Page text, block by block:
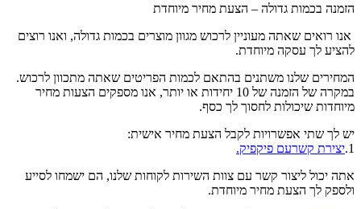
הזמנה בכמות גדולה – הצעת מחיר מיוחדת
אנו רואים שאתה מעוניין לרכוש מגוון מוצרים בכמות גדולה, ואנו רוצים
להציע לך עסקה מיוחדת.
המחירים שלנו משתנים בהתאם לכמות הפריטים שאתה מתכוון לרכוש.
במקרה של הזמנה של 10 יחידות או יותר, אנו מספקים הצעות מחיר
מיוחדות שיכולות לחסוך לך כסף.
יש לך שתי אפשרויות לקבל הצעת מחיר אישית:
1. יצירת קשרעם פיקפיק.
אתה יכול ליצור קשר עם צוות השירות לקוחות שלנו, הם ישמחו לסייע
ולספק לך הצעת מחיר מיוחדת.